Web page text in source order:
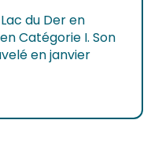
du Der en
Catégorie I. Son
en janvier